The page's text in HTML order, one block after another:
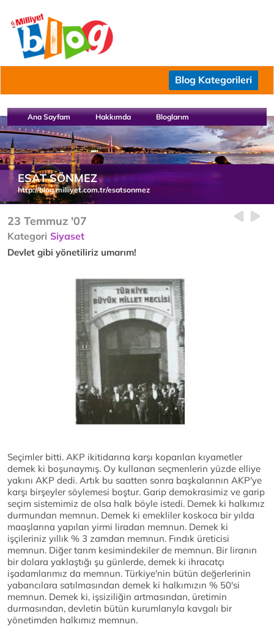
Blog Kategorileri
Ana Sayfam Hakkımda Bloglarım
ESAT SÖNMEZ
http://blog.milliyet.com.tr/esatsonmez
23 Temmuz '07
Kategori Siyaset
Devlet gibi yönetiliriz umarım!
Seçimler bitti. AKP ikitidarına karşı koparılan kıyametler
demek ki boşunaymış. Oy kullanan seçmenlerin yüzde elliye
yakını AKP dedi. Artık bu saatten sonra başkalarının AKP'ye
karşı birşeyler söylemesi boştur. Garip demokrasimiz ve garip
seçim sistemimiz de olsa halk böyle istedi. Demek ki halkımız
durmundan memnun. Demek ki emekliler koskoca bir yılda
maaşlarına yapılan yirmi liradan memnun. Demek ki
işçileriniz yıllık % 3 zamdan memnun. Fındık üreticisi
memnun. Diğer tarım kesimindekiler de memnun. Bir liranın
bir dolara yaklaştığı şu günlerde, demek ki ihracatçı
işadamlarımız da memnun. Türkiye'nin bütün değerlerinin
yabancılara satılmasından demek ki halkımızın % 50'si
memnun. Demek ki, işsiziliğin artmasından, üretimin
durmasından, devletin bütün kurumlarıyla kavgalı bir
yönetimden halkımız memnun.